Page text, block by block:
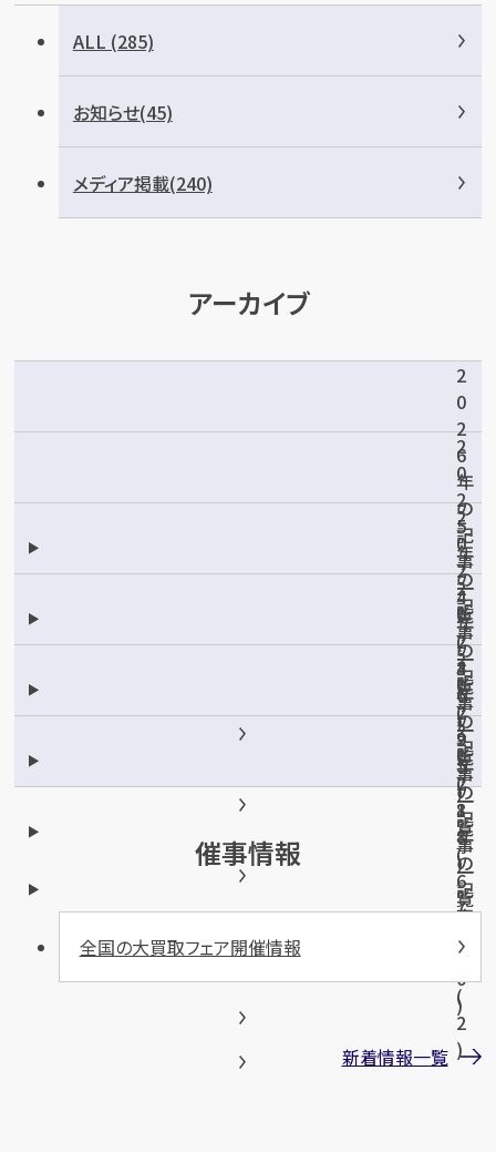
ALL (285)
お知らせ(45)
メディア掲載(240)
アーカイブ
2
0
2
6
年
の
記
事
一
覧
(
4
6
)
2
0
2
5
年
の
記
事
一
覧
(
9
5
)
2
0
2
4
年
の
記
事
一
覧
(
8
8
)
2
0
2
3
年
の
記
事
一
覧
(
6
7
)
2
0
2
2
年
の
記
事
一
覧
1
0
)
2
0
2
1
年
の
記
事
一
(
2
)
催事情報
全国の大買取フェア開催情報
新着情報一覧